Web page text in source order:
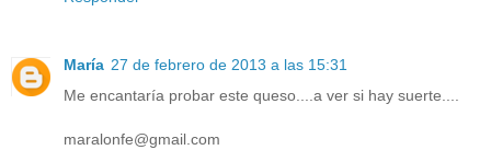
María 27 de febrero de 2013 a las 15:31
Me encantaría probar este queso....a ver si hay suerte....
maralonfe@gmail.com